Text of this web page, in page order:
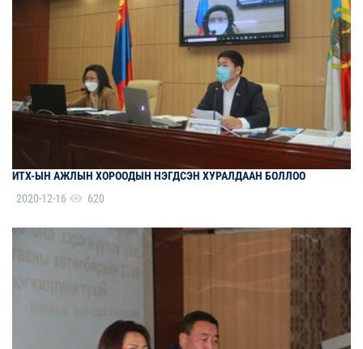
ИТХ-ЫН АЖЛЫН ХОРООДЫН НЭГДСЭН ХУРАЛДААН БОЛЛОО
2020-12-16
620